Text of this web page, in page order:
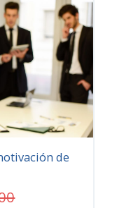
de